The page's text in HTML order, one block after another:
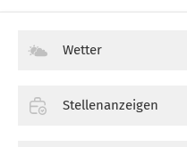
Wetter
Stellenanzeigen